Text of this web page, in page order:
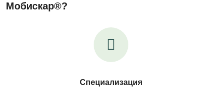
Мобискар®?
Специализация